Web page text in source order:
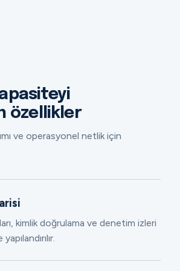
özellikler
ve operasyonel netlik için
kimlik doğrulama ve denetim izleri